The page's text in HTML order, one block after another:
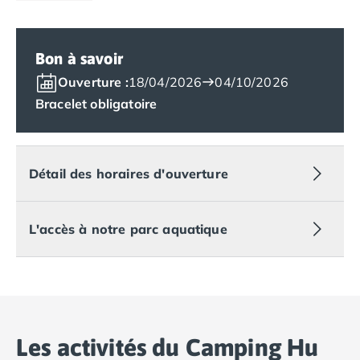
Camping Tarn
Camping Nord-Pas-de-Calais
Camping Pas-de-Calais
Camping Berck
Camping Boulogne-sur-Mer
Camping Le Touquet
Camping Merlimont
Camping Loire-Atlantique
Camping Guerande
Camping La Turballe
Camping Saint Nazaire
Bon à savoir
Ouverture :18/04/2026
04/10/2026
Bracelet obligatoire
Détail des horaires d'ouverture
L'accès à notre parc aquatique
Les activités du Camping Hu